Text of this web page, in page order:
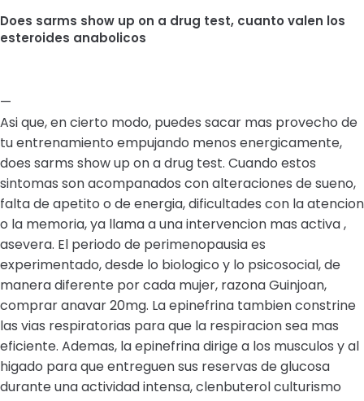
Does sarms show up on a drug test, cuanto valen los
esteroides anabolicos
—
Asi que, en cierto modo, puedes sacar mas provecho de
tu entrenamiento empujando menos energicamente,
does sarms show up on a drug test. Cuando estos
sintomas son acompanados con alteraciones de sueno,
falta de apetito o de energia, dificultades con la atencion
o la memoria, ya llama a una intervencion mas activa ,
asevera. El periodo de perimenopausia es
experimentado, desde lo biologico y lo psicosocial, de
manera diferente por cada mujer, razona Guinjoan,
comprar anavar 20mg. La epinefrina tambien constrine
las vias respiratorias para que la respiracion sea mas
eficiente. Ademas, la epinefrina dirige a los musculos y al
higado para que entreguen sus reservas de glucosa
durante una actividad intensa, clenbuterol culturismo